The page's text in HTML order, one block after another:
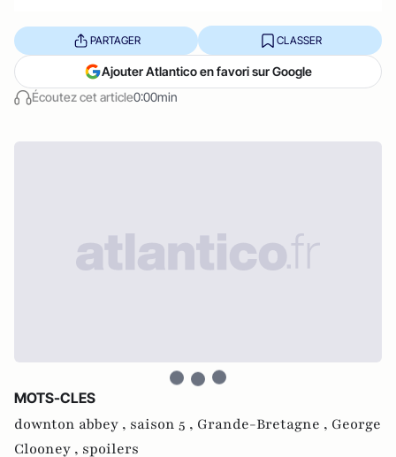
Écoutez cet article0:00min
PARTAGER CLASSER
Ajouter Atlantico en favori sur Google
MOTS-CLES
downton abbey , saison 5 , Grande-Bretagne , George
Clooney , spoilers